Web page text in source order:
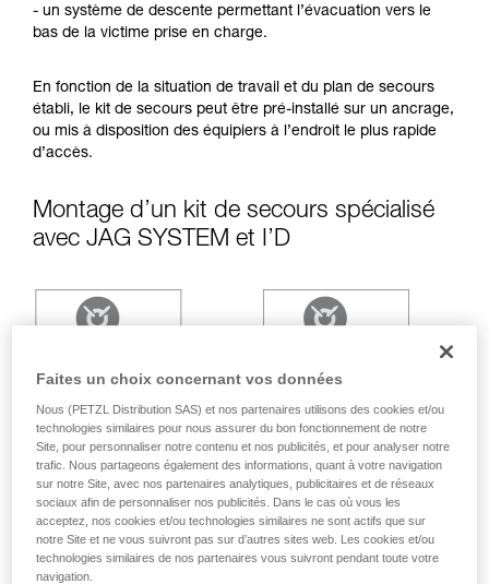
d’informations.
Maîtriser ces techniques nécessite une
avec un professionnel votre capacité à refaire
la manipulation, seul, en toute sécurité, avant
de la reproduire en autonomie.
- un système de descente permettant l’évacuation vers le
bas de la victime prise en charge.
En fonction de la situation de travail et du plan de secours
établi, le kit de secours peut être pré-installé sur un ancrage,
ou mis à disposition des équipiers à l’endroit le plus rapide
d’accès.
Montage d’un kit de secours spécialisé
avec JAG SYSTEM et I’D
Faites un choix concernant vos données
Nous (PETZL Distribution SAS) et nos partenaires utilisons des cookies et/ou
technologies similaires pour nous assurer du bon fonctionnement de notre
Site, pour personnaliser notre contenu et nos publicités, et pour analyser notre
trafic. Nous partageons également des informations, quant à votre navigation
sur notre Site, avec nos partenaires analytiques, publicitaires et de réseaux
sociaux afin de personnaliser nos publicités. Dans le cas où vous les
acceptez, nos cookies et/ou technologies similaires ne sont actifs que sur
notre Site et ne vous suivront pas sur d’autres sites web. Les cookies et/ou
technologies similaires de nos partenaires vous suivront pendant toute votre
navigation.